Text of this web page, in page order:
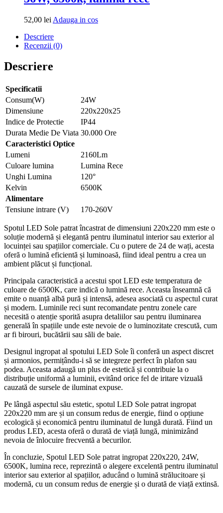
52,00 lei Adauga in cosAdauga
Descriere
Recenzii (0)
Descriere
Specificatii
Consum(W)
24W
Dimensiune
220x220x25
Indice de Protectie
IP44
Durata Medie De Viata 30.000 Ore
Caracteristici Optice
Lumeni
2160Lm
Culoare lumina
Lumina Rece
Unghi Lumina
120°
Kelvin
6500K
Alimentare
Tensiune intrare (V)
170-260V
Spotul LED Sole patrat încastrat de dimensiuni 220x220 mm este o
soluție modernă și elegantă pentru iluminatul interior sau exterior al
locuinței sau spațiilor comerciale. Cu o putere de 24 de wați, acesta
oferă o lumină eficientă și luminoasă, fiind ideal pentru a crea un
ambient plăcut și funcțional.
Principala caracteristică a acestui spot LED este temperatura de
culoare de 6500K, care indică o lumină rece. Aceasta înseamnă că
emite o nuanță albă pură și intensă, adesea asociată cu aspectul curat
și modern. Luminile reci sunt recomandate pentru zonele care
necesită o atenție sporită asupra detaliilor sau pentru iluminarea
generală în spațiile unde este nevoie de o luminozitate crescută, cum
ar fi birouri, bucătării sau săli de baie.
Designul ingropat al spotului LED Sole îi conferă un aspect discret
și armonios, permițându-i să se integreze perfect în plafon sau
podea. Aceasta adaugă un plus de estetică și contribuie la o
distribuție uniformă a luminii, evitând orice fel de iritare vizuală
cauzată de sursele de iluminat expuse.
Pe lângă aspectul său estetic, spotul LED Sole patrat ingropat
220x220 mm are și un consum redus de energie, fiind o opțiune
ecologică și economică pentru iluminatul de lungă durată. Fiind un
produs LED, acesta oferă o durată de viață lungă, minimizând
nevoia de înlocuire frecventă a becurilor.
În concluzie, Spotul LED Sole patrat ingropat 220x220, 24W,
6500K, lumina rece, reprezintă o alegere excelentă pentru iluminatul
interior sau exterior al spațiilor, aducând o lumină strălucitoare și
modernă, cu un consum redus de energie și o durată de viață extinsă.